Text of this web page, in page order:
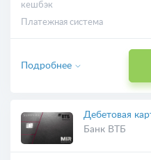
кешбэк
Платежная система
Подробнее
Дебетовая
Банк ВТБ